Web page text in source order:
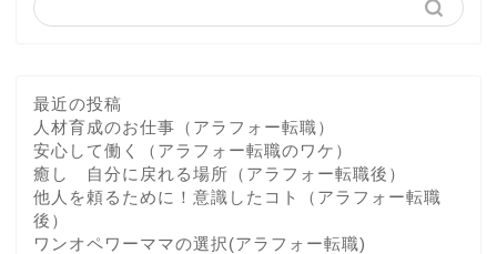
最近の投稿
人材育成のお仕事（アラフォー転職）
安心して働く（アラフォー転職のワケ）
癒し 自分に戻れる場所（アラフォー転職後）
他人を頼るために！意識したコト（アラフォー転職
後）
ワンオペワーママの選択(アラフォー転職)